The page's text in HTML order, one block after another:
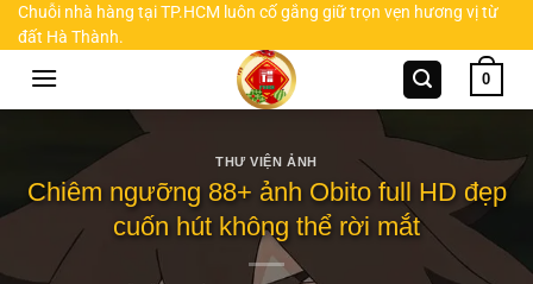
Chuyển
đến
Chuỗi nhà hàng tại TP.HCM luôn cố gắng giữ trọn vẹn hương vị từ
đất Hà Thành.
0
THƯ VIỆN ẢNH
Chiêm ngưỡng 88+ ảnh Obito full HD đẹp
cuốn hút không thể rời mắt